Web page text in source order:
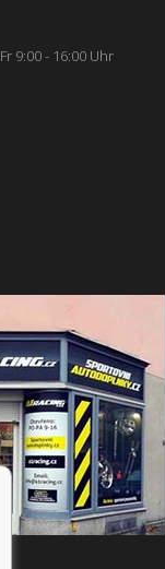
9:00 - 16:00 Uhr